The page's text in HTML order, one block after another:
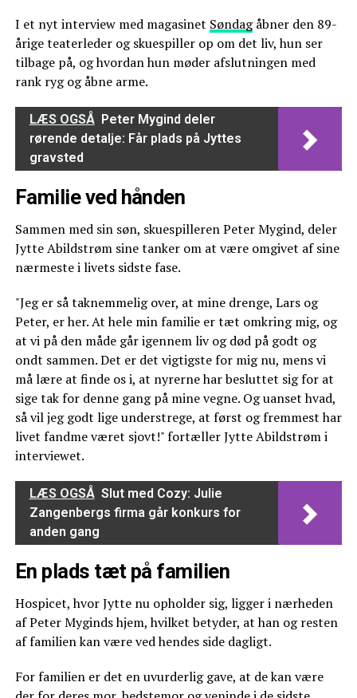
I et nyt interview med magasinet Søndagåbner den 89-
årige teaterleder og skuespiller op om det liv, hun ser
tilbage på, og hvordan hun møder afslutningen med
rank ryg og åbne arme.
LÆS OGSÅ Peter Mygind deler
rørende detalje: Får plads på Jyttes
gravsted
Familie ved hånden
Sammen med sin søn, skuespilleren Peter Mygind, deler
Jytte Abildstrøm sine tanker om at være omgivet af sine
nærmeste i livets sidste fase.
"Jeg er så taknemmelig over, at mine drenge, Lars og
Peter, er her. At hele min familie er tæt omkring mig, og
at vi på den måde går igennem liv og død på godt og
ondt sammen. Det er det vigtigste for mig nu, mens vi
må lære at finde os i, at nyrerne har besluttet sig for at
sige tak for denne gang på mine vegne. Og uanset hvad,
så vil jeg godt lige understrege, at først og fremmest har
livet fandme været sjovt!" fortæller Jytte Abildstrøm i
interviewet.
LÆS OGSÅ Slut med Cozy: Julie
Zangenbergs firma går konkurs for
anden gang
En plads tæt på familien
Hospicet, hvor Jytte nu opholder sig, ligger i nærheden
af Peter Myginds hjem, hvilket betyder, at han og resten
af familien kan være ved hendes side dagligt.
For familien er det en uvurderlig gave, at de kan være